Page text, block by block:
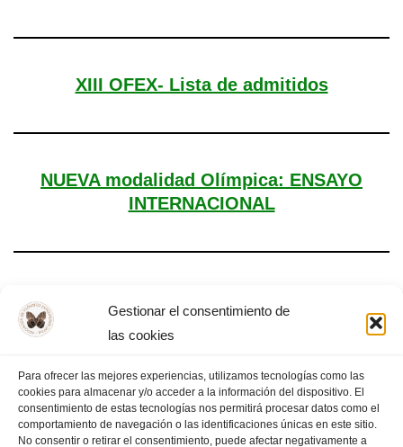
Gestionar el consentimiento de
las cookies
Para ofrecer las mejores experiencias, utilizamos tecnologías como las
cookies para almacenar y/o acceder a la información del dispositivo. El
consentimiento de estas tecnologías nos permitirá procesar datos como el
comportamiento de navegación o las identificaciones únicas en este sitio.
No consentir o retirar el consentimiento, puede afectar negativamente a
XIII OFEX- Lista de admitidos
NUEVA modalidad Olímpica: ENSAYO
INTERNACIONAL
Día Mundial de la Filosofía – Almendralejo,
2025
1 2 3 … 13 PÁGINA SIGUIENTE